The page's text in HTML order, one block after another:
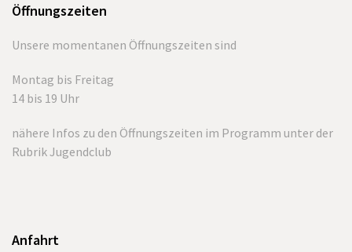
Öffnungszeiten
Unsere momentanen Öffnungszeiten sind
Montag bis Freitag
14 bis 19 Uhr
nähere Infos zu den Öffnungszeiten im Programm unter der
Rubrik Jugendclub
Anfahrt